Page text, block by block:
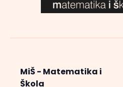
MiŠ - Matematika i
Škola